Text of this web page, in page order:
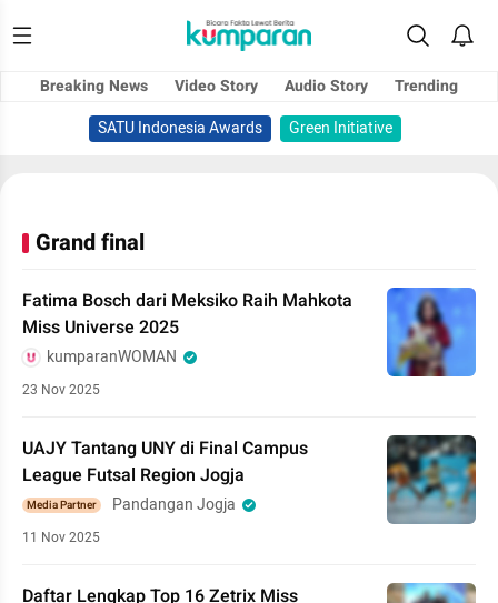
Breaking News Video Story Audio Story
Trending
SATU Indonesia Awards
Green Initiative
Grand final
Fatima Bosch dari Meksiko Raih Mahkota
Miss Universe 2025
kumparanWOMAN
23 Nov 2025
UAJY Tantang UNY di Final Campus
League Futsal Region Jogja
Media Partner Pandangan Jogja
11 Nov 2025
Daftar Lengkap Top 16 Zetrix Miss